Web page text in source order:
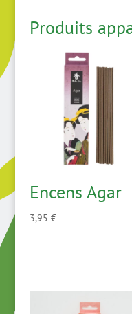
Produits
Encens Agar
3,95 €